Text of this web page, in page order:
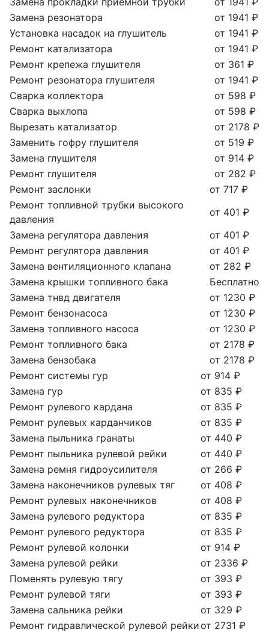
Замена резонатора
от 1941 ₽
Установка насадок на глушитель
от 1941 ₽
Ремонт катализатора
от 1941 ₽
Ремонт крепежа глушителя
от 361 ₽
Ремонт резонатора глушителя
от 1941 ₽
Сварка коллектора
от 598 ₽
Сварка выхлопа
от 598 ₽
Вырезать катализатор
от 2178 ₽
Заменить гофру глушителя
от 519 ₽
Замена глушителя
от 914 ₽
Ремонт глушителя
от 282 ₽
Ремонт заслонки
от 717 ₽
Ремонт топливной трубки высокого
давления
от 401 ₽
Замена регулятора давления
от 401 ₽
Ремонт регулятора давления
от 401 ₽
Замена вентиляционного клапана
от 282 ₽
Замена крышки топливного бака
Бесплатно
Замена тнвд двигателя
от 1230 ₽
Ремонт бензонасоса
от 1230 ₽
Замена топливного насоса
от 1230 ₽
Ремонт топливного бака
от 2178 ₽
Замена бензобака
от 2178 ₽
Ремонт системы гур
от 914 ₽
Замена гур
от 835 ₽
Ремонт рулевого кардана
от 835 ₽
Ремонт рулевых карданчиков
от 835 ₽
Замена пыльника гранаты
от 440 ₽
Ремонт пыльника рулевой рейки
от 440 ₽
Замена ремня гидроусилителя
от 266 ₽
Замена наконечников рулевых тяг
от 408 ₽
Ремонт рулевых наконечников
от 408 ₽
Замена рулевого редуктора
от 835 ₽
Ремонт рулевого редуктора
от 835 ₽
Ремонт рулевой колонки
от 914 ₽
Замена рулевой рейки
от 2336 ₽
Поменять рулевую тягу
от 393 ₽
Ремонт рулевой тяги
от 393 ₽
Замена сальника рейки
от 329 ₽
Ремонт гидравлической рулевой рейкиот 2731 ₽